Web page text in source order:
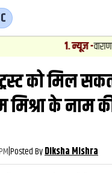
वाराणसी में
को मिल
मिश्रा के नाम
|Posted ByDiksha Mishra